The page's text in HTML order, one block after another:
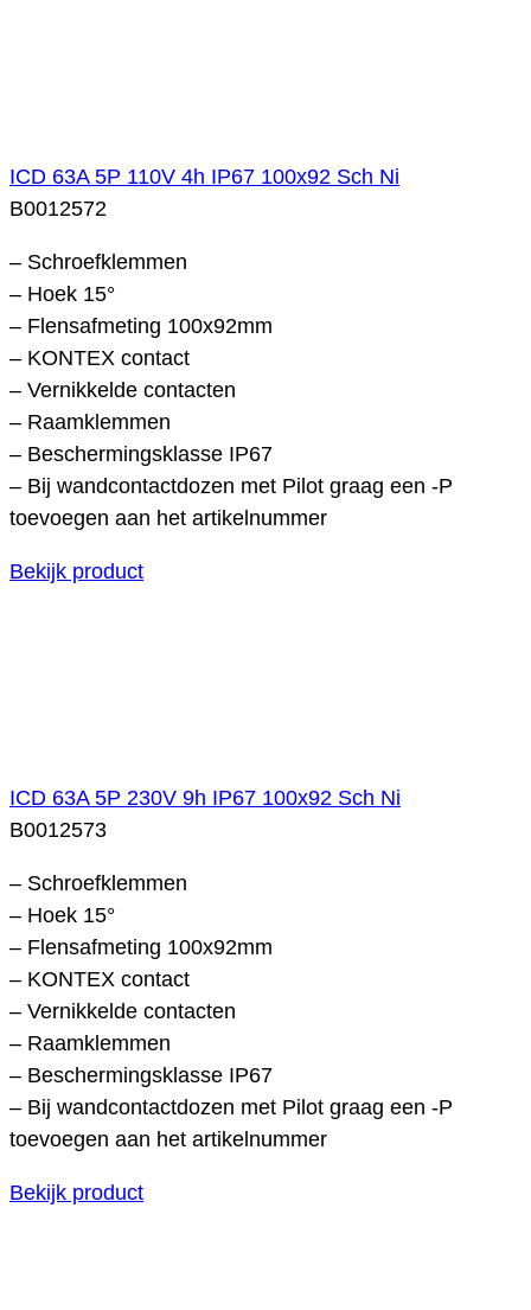
ICD 63A 5P 110V 4h IP67 100x92 Sch Ni
B0012572
– Schroefklemmen
– Hoek 15°
– Flensafmeting 100x92mm
– KONTEX contact
– Vernikkelde contacten
– Raamklemmen
– Beschermingsklasse IP67
– Bij wandcontactdozen met Pilot graag een -P
toevoegen aan het artikelnummer
Bekijk product
ICD 63A 5P 230V 9h IP67 100x92 Sch Ni
B0012573
– Schroefklemmen
– Hoek 15°
– Flensafmeting 100x92mm
– KONTEX contact
– Vernikkelde contacten
– Raamklemmen
– Beschermingsklasse IP67
– Bij wandcontactdozen met Pilot graag een -P
toevoegen aan het artikelnummer
Bekijk product